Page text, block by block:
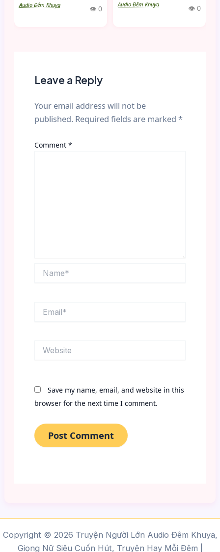
Audio Đêm Khuya 👁 0 Audio Đêm Khuya 👁 0
Leave a Reply
Your email address will not be
published. Required fields are marked *
Comment *
Save my name, email, and website in this
browser for the next time I comment.
Copyright © 2026 Truyện Người Lớn Audio Đêm Khuya,
Giọng Nữ Siêu Cuốn Hút, Truyện Hay Mỗi Đêm |